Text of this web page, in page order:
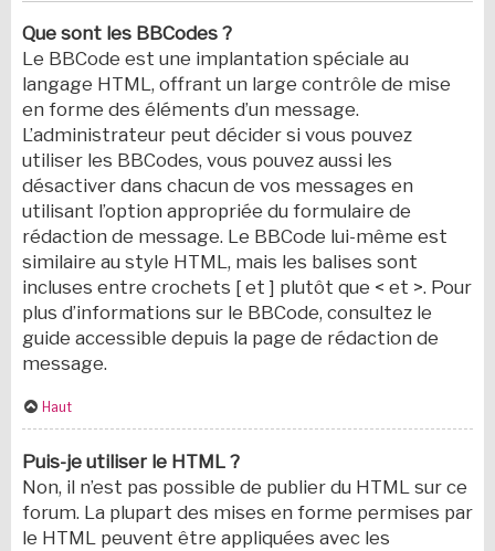
Que sont les BBCodes ?
Le BBCode est une implantation spéciale au
langage HTML, offrant un large contrôle de mise
en forme des éléments d’un message.
L’administrateur peut décider si vous pouvez
utiliser les BBCodes, vous pouvez aussi les
désactiver dans chacun de vos messages en
utilisant l’option appropriée du formulaire de
rédaction de message. Le BBCode lui-même est
similaire au style HTML, mais les balises sont
incluses entre crochets [ et ] plutôt que < et >. Pour
plus d’informations sur le BBCode, consultez le
guide accessible depuis la page de rédaction de
message.
Haut
Puis-je utiliser le HTML ?
Non, il n’est pas possible de publier du HTML sur ce
forum. La plupart des mises en forme permises par
le HTML peuvent être appliquées avec les